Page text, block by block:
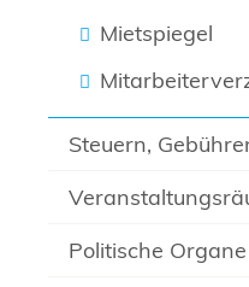
Mietspiegel
Steuern,
Politische Organe